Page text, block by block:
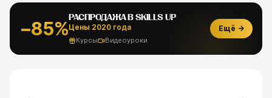
−85%
РАСПРОДАЖА В SKILLS UP
Цены 2020 года
Курсы Видеоуроки
Ещё →